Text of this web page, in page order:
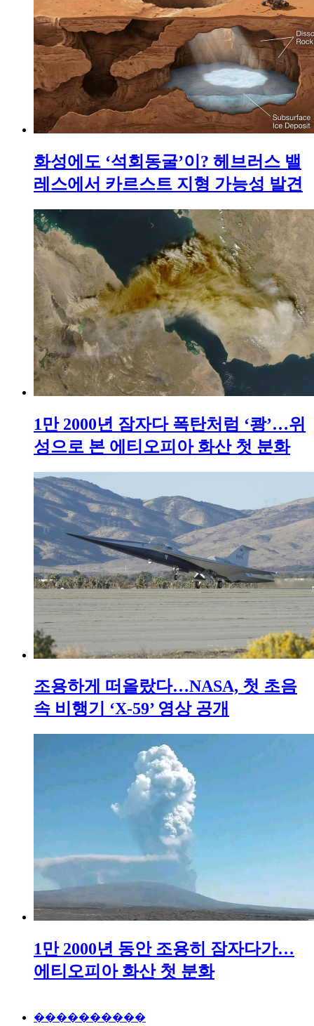
화성에도 ‘석회동굴’이? 헤브러스 밸
레스에서 카르스트 지형 가능성 발견
1만 2000년 잠자다 폭탄처럼 ‘쾅’…위
성으로 본 에티오피아 화산 첫 분화
조용하게 떠올랐다…NASA, 첫 초음
속 비행기 ‘X-59’ 영상 공개
1만 2000년 동안 조용히 잠자다가…
에티오피아 화산 첫 분화
����������